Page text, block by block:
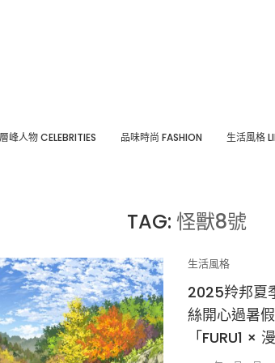
層峰⼈物 CELEBRITIES 品味時尚 FASHION ⽣活風格
TAG: 怪獸8號
生活風格
2025羚邦夏
絲開心過暑
「FURU1 ×